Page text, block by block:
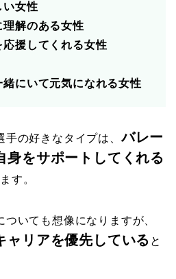
い女性
理解のある女性
応援してくれる女性
緒にいて元気になれる女性
手の好きなタイプは、バレー
身をサポートしてくれる
す。
いても想像になりますが、
ャリアを優先している と